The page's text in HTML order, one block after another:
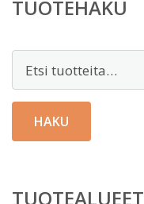
TUOTEHAKU
HAKU
TUOTEALUEET